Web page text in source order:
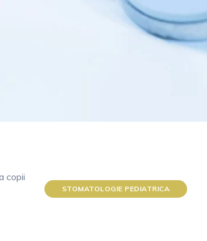
STOMATOLOGIE PEDIATRICA